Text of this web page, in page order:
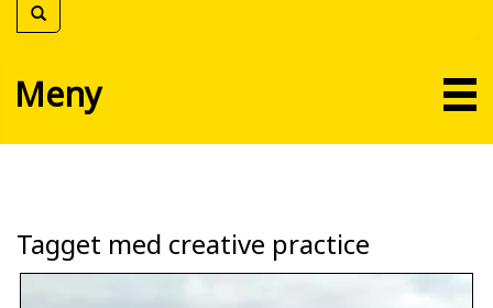
Meny
Tagget med creative practice